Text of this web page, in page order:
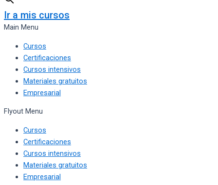
Ir a mis cursos
Main Menu
Cursos
Certificaciones
Cursos intensivos
Materiales gratuitos
Empresarial
Flyout Menu
Cursos
Certificaciones
Cursos intensivos
Materiales gratuitos
Empresarial